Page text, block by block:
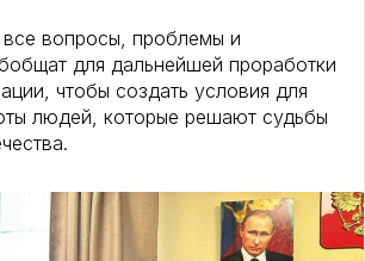
вопросы, проблемы и
для дальнейшей проработки
чтобы создать условия для
людей, которые решают судьбы